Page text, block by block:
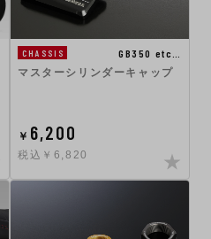
CHASSIS
GB350 etc…
マスターシリンダーキャップ
￥ 6,200
税込￥6,820